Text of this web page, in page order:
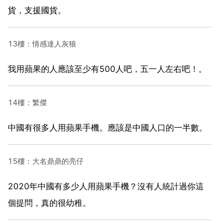
貨，支援國貨。
13樓：情感達人灰狼
我用蘋果的人應該至少有500人吧，五一人左右吧！。
14樓：繁傑
中國有很多人用蘋果手機。應該是中國人口的一半數。
15樓：大名鼎鼎的亮仔
2020年中國有多少人用蘋果手機？沒有人統計過你這
個提問，真的很幼稚。